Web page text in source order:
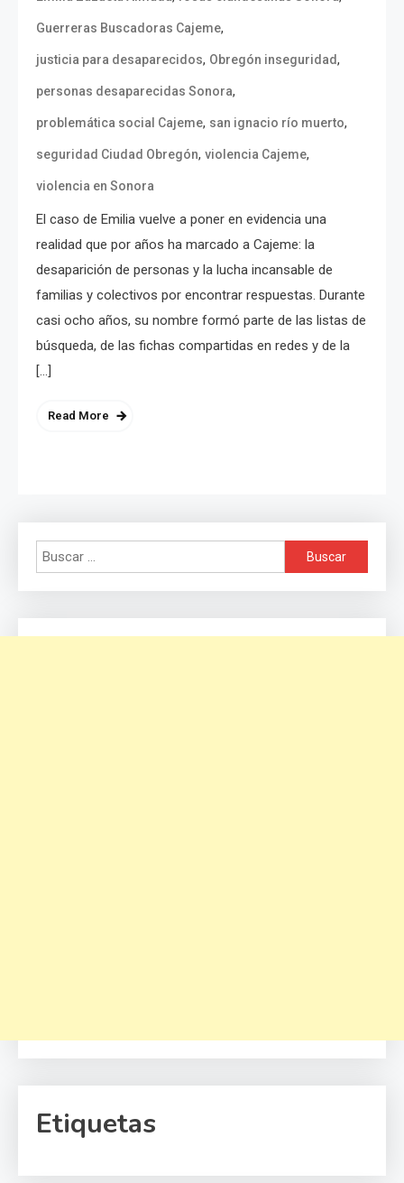
Guerreras Buscadoras Cajeme,
justicia para desaparecidos, Obregón inseguridad,
personas desaparecidas Sonora,
problemática social Cajeme, san ignacio río muerto,
seguridad Ciudad Obregón, violencia Cajeme,
violencia en Sonora
El caso de Emilia vuelve a poner en evidencia una
realidad que por años ha marcado a Cajeme: la
desaparición de personas y la lucha incansable de
familias y colectivos por encontrar respuestas. Durante
casi ocho años, su nombre formó parte de las listas de
búsqueda, de las fichas compartidas en redes y de la
[…]
Read More
Buscar:
Etiquetas